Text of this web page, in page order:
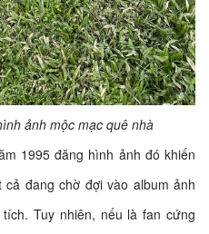
ảnh mộc mạc quê nhà
1995 đăng hình ảnh đó khiến
đang chờ đợi vào album ảnh
Tuy nhiên, nếu là fan cứng